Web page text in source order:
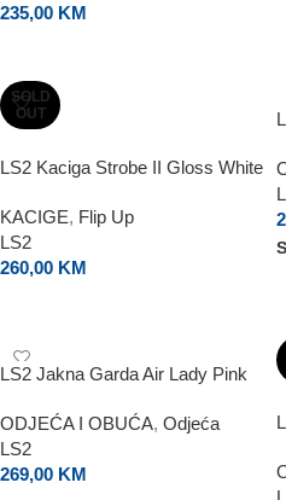
235,00 KM
SOLD
OUT
LS2 Kaciga Strobe II Gloss White
KACIGE, Flip Up
LS2
260,00 KM
LS2 Jakna Garda Air Lady Pink
ODJEĆA I OBUĆA, Odjeća
LS2
269,00 KM